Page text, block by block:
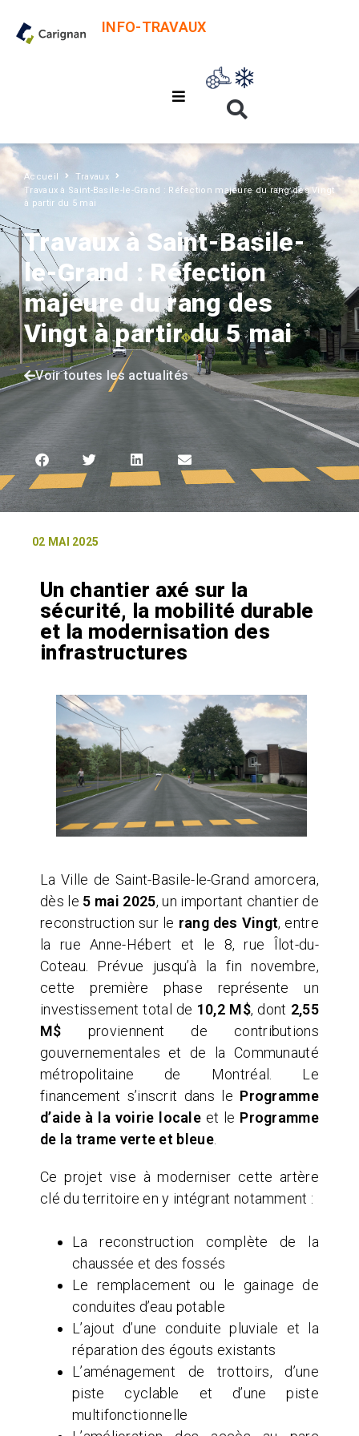
INFO-TRAVAUX
Accueil
Travaux
Travaux à Saint-Basile-le-Grand : Réfection majeure du rang des Vingt
à partir du 5 mai
Travaux à Saint-Basile-
le-Grand : Réfection
majeure du rang des
Vingt à partir du 5 mai
Voir toutes les actualités
02 MAI 2025
Un chantier axé sur la
sécurité, la mobilité durable
et la modernisation des
infrastructures
La Ville de Saint-Basile-le-Grand amorcera,
dès le 5 mai 2025, un important chantier de
reconstruction sur le rang des Vingt, entre
la rue Anne-Hébert et le 8, rue Îlot-du-
Coteau. Prévue jusqu’à la fin novembre,
cette première phase représente un
investissement total de 10,2 M$, dont 2,55
M$ proviennent de contributions
gouvernementales et de la Communauté
métropolitaine de Montréal. Le
financement s’inscrit dans le Programme
d’aide à la voirie locale et le Programme
de la trame verte et bleue.
Ce projet vise à moderniser cette artère
clé du territoire en y intégrant notamment :
La reconstruction complète de la
chaussée et des fossés
Le remplacement ou le gainage de
conduites d’eau potable
L’ajout d’une conduite pluviale et la
réparation des égouts existants
L’aménagement de trottoirs, d’une
piste cyclable et d’une piste
multifonctionnelle